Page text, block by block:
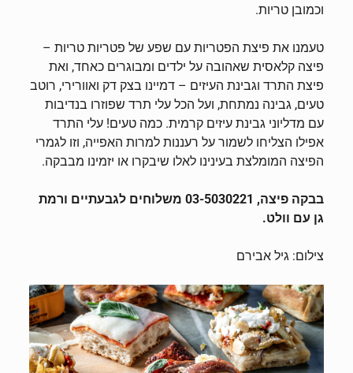
וכמובן טריות.
טעמנו את פיצת הפטריות עם שפע של פטריות טריות –
פיצה קלאסית שאהובה על ילדים ומבוגרים כאחד, ואת
פיצת התרד וגבינת העיזים – דמיינו בצק דק ואוורירי, רוטב
טעים, גבינה נמתחת, ועל הכל עלי תרד שפוזרו בנדיבות
עם מדליוני גבינת עיזים קרמית. כמה טעים! עלי התרד
אפילו הצליחו לשמור על רעננות למרות האפייה, וזו לגמרי
הפיצה המומלצת בעינינו לאלו שיבקרו או יזמינו מבבקה.
בבקה פיצה,
03-5030221 משלוחים לגבעתיים ורמת
גן עם וולט.
צילום: גיל אבירם